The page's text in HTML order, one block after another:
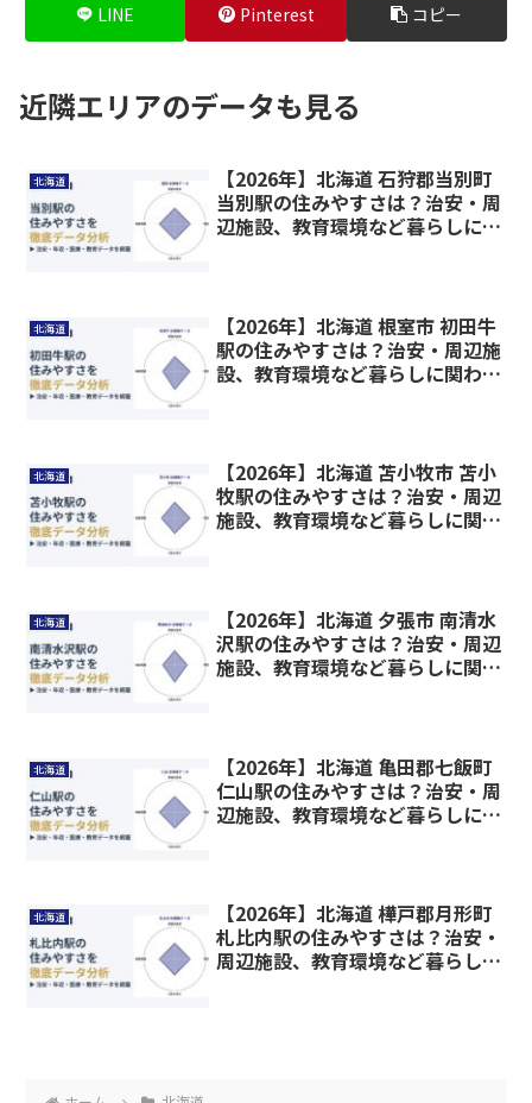
LINE Pinterest コピー
近隣エリアのデータも見る
北海道
【2026年】北海道 石狩郡当別町
当別駅の住みやすさは？治安・周
辺施設、教育環境など暮らしに関
北海道
【2026年】北海道 根室市 初田牛
駅の住みやすさは？治安・周辺施
設、教育環境など暮らしに関わる
北海道
【2026年】北海道 苫小牧市 苫小
牧駅の住みやすさは？治安・周辺
施設、教育環境など暮らしに関わ
北海道
【2026年】北海道 夕張市 南清水
沢駅の住みやすさは？治安・周辺
施設、教育環境など暮らしに関わ
北海道
【2026年】北海道 亀田郡七飯町
仁山駅の住みやすさは？治安・周
辺施設、教育環境など暮らしに関
北海道
【2026年】北海道 樺戸郡月形町
札比内駅の住みやすさは？治安・
周辺施設、教育環境など暮らしに